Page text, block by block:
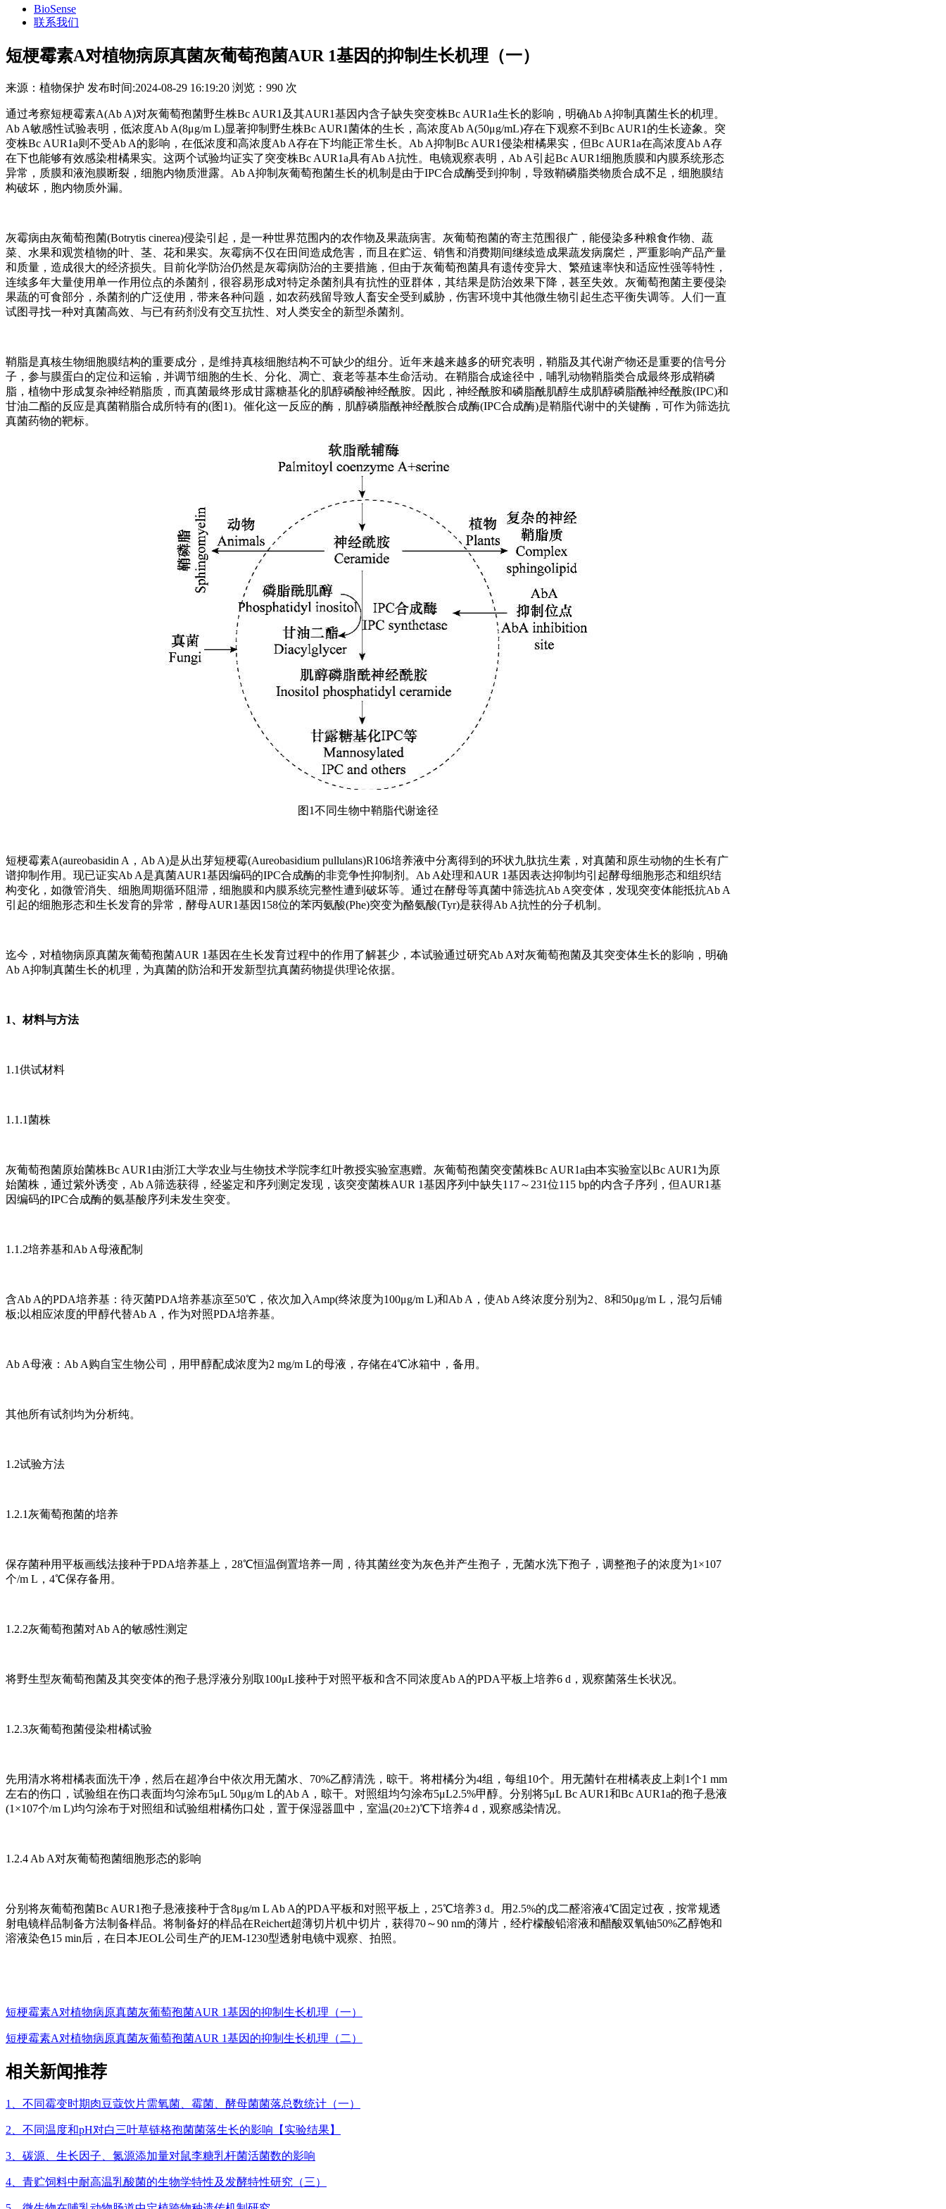
BioSense
联系我们
短梗霉素A对植物病原真菌灰葡萄孢菌AUR 1基因的抑制生长机理（一）
来源： 植物保护 发布时间:2024-08-29 16:19:20 浏览： 990 次
通过考察短梗霉素A(Ab A)对灰葡萄孢菌野生株Bc AUR1及其AUR1基因内含子缺失突变株Bc AUR1a生长的影响，明确Ab A抑制真菌生长的机理。
Ab A敏感性试验表明，低浓度Ab A(8μg/m L)显著抑制野生株Bc AUR1菌体的生长，高浓度Ab A(50μg/mL)存在下观察不到Bc AUR1的生长迹象。突
变株Bc AUR1a则不受Ab A的影响，在低浓度和高浓度Ab A存在下均能正常生长。Ab A抑制Bc AUR1侵染柑橘果实，但Bc AUR1a在高浓度Ab A存
在下也能够有效感染柑橘果实。这两个试验均证实了突变株Bc AUR1a具有Ab A抗性。电镜观察表明，Ab A引起Bc AUR1细胞质膜和内膜系统形态
异常，质膜和液泡膜断裂，细胞内物质泄露。Ab A抑制灰葡萄孢菌生长的机制是由于IPC合成酶受到抑制，导致鞘磷脂类物质合成不足，细胞膜结
构破坏，胞内物质外漏。
灰霉病由灰葡萄孢菌(Botrytis cinerea)侵染引起，是一种世界范围内的农作物及果蔬病害。灰葡萄孢菌的寄主范围很广，能侵染多种粮食作物、蔬
菜、水果和观赏植物的叶、茎、花和果实。灰霉病不仅在田间造成危害，而且在贮运、销售和消费期间继续造成果蔬发病腐烂，严重影响产品产量
和质量，造成很大的经济损失。目前化学防治仍然是灰霉病防治的主要措施，但由于灰葡萄孢菌具有遗传变异大、繁殖速率快和适应性强等特性，
连续多年大量使用单一作用位点的杀菌剂，很容易形成对特定杀菌剂具有抗性的亚群体，其结果是防治效果下降，甚至失效。灰葡萄孢菌主要侵染
果蔬的可食部分，杀菌剂的广泛使用，带来各种问题，如农药残留导致人畜安全受到威胁，伤害环境中其他微生物引起生态平衡失调等。人们一直
试图寻找一种对真菌高效、与已有药剂没有交互抗性、对人类安全的新型杀菌剂。
鞘脂是真核生物细胞膜结构的重要成分，是维持真核细胞结构不可缺少的组分。近年来越来越多的研究表明，鞘脂及其代谢产物还是重要的信号分
子，参与膜蛋白的定位和运输，并调节细胞的生长、分化、凋亡、衰老等基本生命活动。在鞘脂合成途径中，哺乳动物鞘脂类合成最终形成鞘磷
脂，植物中形成复杂神经鞘脂质，而真菌最终形成甘露糖基化的肌醇磷酸神经酰胺。因此，神经酰胺和磷脂酰肌醇生成肌醇磷脂酰神经酰胺(IPC)和
甘油二酯的反应是真菌鞘脂合成所特有的(图1)。催化这一反应的酶，肌醇磷脂酰神经酰胺合成酶(IPC合成酶)是鞘脂代谢中的关键酶，可作为筛选抗
真菌药物的靶标。
图1不同生物中鞘脂代谢途径
短梗霉素A(aureobasidin A，Ab A)是从出芽短梗霉(Aureobasidium pullulans)R106培养液中分离得到的环状九肽抗生素，对真菌和原生动物的生长有广
谱抑制作用。现已证实Ab A是真菌AUR1基因编码的IPC合成酶的非竞争性抑制剂。Ab A处理和AUR 1基因表达抑制均引起酵母细胞形态和组织结
构变化，如微管消失、细胞周期循环阻滞，细胞膜和内膜系统完整性遭到破坏等。通过在酵母等真菌中筛选抗Ab A突变体，发现突变体能抵抗Ab A
引起的细胞形态和生长发育的异常，酵母AUR1基因158位的苯丙氨酸(Phe)突变为酪氨酸(Tyr)是获得Ab A抗性的分子机制。
迄今，对植物病原真菌灰葡萄孢菌AUR 1基因在生长发育过程中的作用了解甚少，本试验通过研究Ab A对灰葡萄孢菌及其突变体生长的影响，明确
Ab A抑制真菌生长的机理，为真菌的防治和开发新型抗真菌药物提供理论依据。
1、材料与方法
1.1供试材料
1.1.1菌株
灰葡萄孢菌原始菌株Bc AUR1由浙江大学农业与生物技术学院李红叶教授实验室惠赠。灰葡萄孢菌突变菌株Bc AUR1a由本实验室以Bc AUR1为原
始菌株，通过紫外诱变，Ab A筛选获得，经鉴定和序列测定发现，该突变菌株AUR 1基因序列中缺失117～231位115 bp的内含子序列，但AUR1基
因编码的IPC合成酶的氨基酸序列未发生突变。
1.1.2培养基和Ab A母液配制
含Ab A的PDA培养基：待灭菌PDA培养基凉至50℃，依次加入Amp(终浓度为100μg/m L)和Ab A，使Ab A终浓度分别为2、8和50μg/m L，混匀后铺
板;以相应浓度的甲醇代替Ab A，作为对照PDA培养基。
Ab A母液：Ab A购自宝生物公司，用甲醇配成浓度为2 mg/m L的母液，存储在4℃冰箱中，备用。
其他所有试剂均为分析纯。
1.2试验方法
1.2.1灰葡萄孢菌的培养
保存菌种用平板画线法接种于PDA培养基上，28℃恒温倒置培养一周，待其菌丝变为灰色并产生孢子，无菌水洗下孢子，调整孢子的浓度为1×107
个/m L，4℃保存备用。
1.2.2灰葡萄孢菌对Ab A的敏感性测定
将野生型灰葡萄孢菌及其突变体的孢子悬浮液分别取100μL接种于对照平板和含不同浓度Ab A的PDA平板上培养6 d，观察菌落生长状况。
1.2.3灰葡萄孢菌侵染柑橘试验
先用清水将柑橘表面洗干净，然后在超净台中依次用无菌水、70%乙醇清洗，晾干。将柑橘分为4组，每组10个。用无菌针在柑橘表皮上刺1个1 mm
左右的伤口，试验组在伤口表面均匀涂布5μL 50μg/m L的Ab A，晾干。对照组均匀涂布5μL2.5%甲醇。分别将5μL Bc AUR1和Bc AUR1a的孢子悬液
(1×107个/m L)均匀涂布于对照组和试验组柑橘伤口处，置于保湿器皿中，室温(20±2)℃下培养4 d，观察感染情况。
1.2.4 Ab A对灰葡萄孢菌细胞形态的影响
分别将灰葡萄孢菌Bc AUR1孢子悬液接种于含8μg/m L Ab A的PDA平板和对照平板上，25℃培养3 d。用2.5%的戊二醛溶液4℃固定过夜，按常规透
射电镜样品制备方法制备样品。将制备好的样品在Reichert超薄切片机中切片，获得70～90 nm的薄片，经柠檬酸铅溶液和醋酸双氧铀50%乙醇饱和
溶液染色15 min后，在日本JEOL公司生产的JEM-1230型透射电镜中观察、拍照。
短梗霉素A对植物病原真菌灰葡萄孢菌AUR 1基因的抑制生长机理（一）
短梗霉素A对植物病原真菌灰葡萄孢菌AUR 1基因的抑制生长机理（二）
相关新闻推荐
1、不同霉变时期肉豆蔻饮片需氧菌、霉菌、酵母菌菌落总数统计（一）
2、不同温度和pH对白三叶草链格孢菌菌落生长的影响【实验结果】
3、碳源、生长因子、氮源添加量对鼠李糖乳杆菌活菌数的影响
4、青贮饲料中耐高温乳酸菌的生物学特性及发酵特性研究（三）